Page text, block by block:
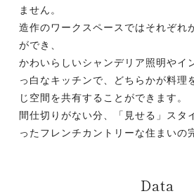
ません。
造作のワークスペースではそれぞれ
ができ、
かわいらしいシャンデリア照明やイ
っ白なキッチンで、どちらかが料理
じ空間を共有することができます。
間仕切りがない分、「見せる」スタ
ったフレンチカントリーな住まいの
Data